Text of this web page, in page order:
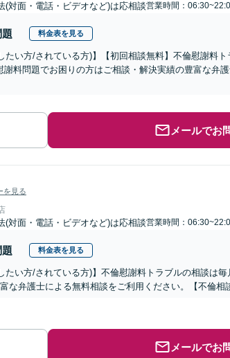
(対面・電話・ビデオなど)は応相談営業時間：
料金表を見る
たい方/されている方)】【初回相談無料】不倫慰謝料
料問題でお困りの方はご相談・解決実績の豊富な弁
メールでお
を見る
(対面・電話・ビデオなど)は応相談営業時間：
料金表を見る
たい方/されている方)】不倫慰謝料トラブルの相談は
な弁護士による無料相談をご利用ください。【不倫相
メールでお